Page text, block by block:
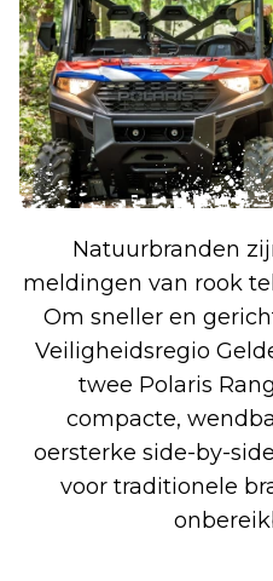
Natuurbranden
meldingen van rook
Om sneller en
Veiligheidsregio
twee Polaris
compacte,
oersterke side-by-
voor traditionele